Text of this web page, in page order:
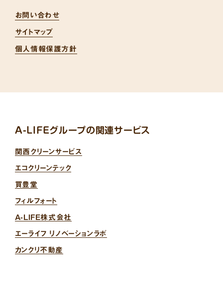
お問い合わせ
サイトマップ
個人情報保護方針
A-LIFEグループの関連サービス
関西クリーンサービス
エコクリーンテック
買豊堂
フィルフォート
A-LIFE株式会社
エーライフ リノベーションラボ
カンクリ不動産